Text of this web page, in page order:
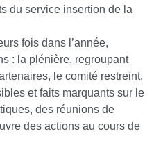
du service insertion de la
fois dans l’année,
: la plénière, regroupant
le comité restreint,
et faits marquants sur le
des réunions de
des actions au cours de